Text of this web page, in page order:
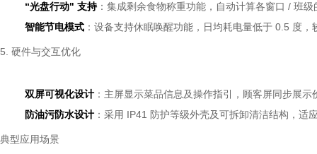
“光盘行动" 支持：集成剩余食物称重功能，自动计算各窗口 / 班
智能节电模式 ：设备支持休眠唤醒功能，日均耗电量低于 0.5 度
5. 硬件与交互优化
双屏可视化设计 ：主屏显示菜品信息及操作指引，顾客屏同步展
防油污防水设计 ：采用 IP41 防护等级外壳及可拆卸清洁结构，
典型应用场景